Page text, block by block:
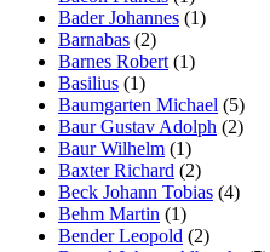
Bader Johannes (1)
Barnabas (2)
Barnes Robert(1)
Basilius (1)
Baumgarten Michael (5)
Baur Gustav Adolph (2)
Baur Wilhelm (1)
Baxter Richard (2)
Beck Johann Tobias (4)
Behm Martin (1)
Bender Leopold (2)